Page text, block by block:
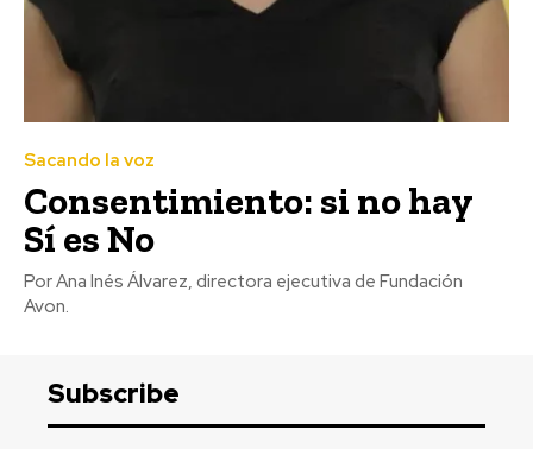
Sacando la voz
Consentimiento: si no hay
Sí es No
Por Ana Inés Álvarez, directora ejecutiva de Fundación
Avon.
Subscribe